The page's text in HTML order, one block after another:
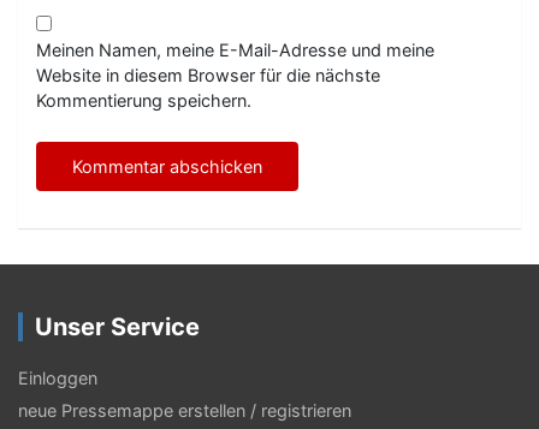
Meinen Namen, meine E-Mail-Adresse und meine
Website in diesem Browser für die nächste
Kommentierung speichern.
Unser Service
Einloggen
neue Pressemappe erstellen / registrieren